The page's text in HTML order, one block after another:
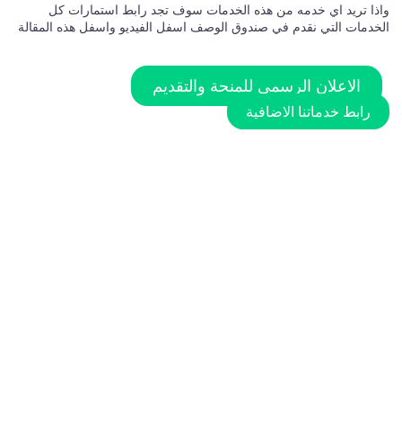
واذا تريد اي خدمه من هذه الخدمات سوف تجد رابط استمارات كل
الخدمات التي نقدم في صندوق الوصف اسفل الفيديو واسفل هذه المقالة
الاعلان الرسمي للمنحة والتقديم
رابط خدماتنا الاضافية